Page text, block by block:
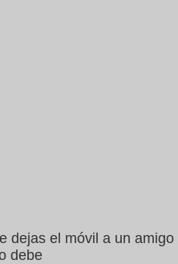
dejas el móvil a un amigo
debe